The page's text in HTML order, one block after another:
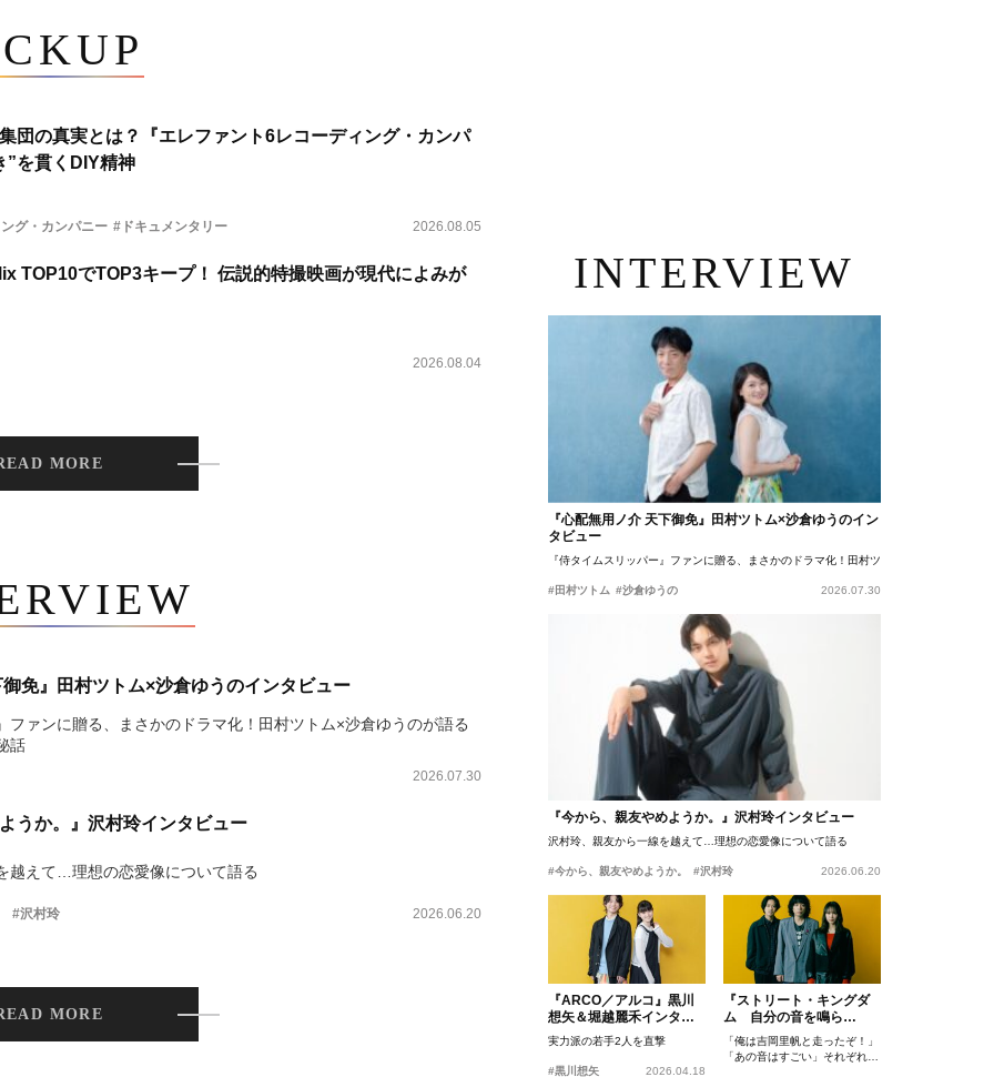
団の真実とは？『エレファント6レコーディング・カンパ
”を貫くDIY精神
グ・カンパニー #ドキュメンタリー 2026.08.05
TOP10でTOP3キープ！ 伝説的特撮映画が現代によみが
2026.08.04
MORE
免』田村ツトム×沙倉ゆうのインタビュー
ファンに贈る、まさかのドラマ化！田村ツトム×沙倉ゆうのが語る
話
2026.07.30
うか。』沢村玲インタビュー
越えて…理想の恋愛像について語る
#沢村玲 2026.06.20
MORE
INTERVIEW
『心配無用ノ介 天下御免』田村ツトム×沙倉ゆうのイン
タビュー
『侍タイムスリッパー』ファンに贈る、まさかのドラマ化！田村ツトム×沙倉ゆうのが語
#田村ツトム #沙倉ゆうの 2026.07.30
『今から、親友やめようか。』沢村玲インタビュー
沢村玲、親友から一線を越えて…理想の恋愛像について語る
#今から、親友やめようか。 #沢村玲 2026.06.20
『ARCO／アルコ』黒川
想矢＆堀越麗禾インタビ
ュー
実力派の若手2人を直撃
#黒川想矢 2026.04.18
『ストリート・キングダ
ム 自分の音を鳴ら
せ。』峯田和伸、若葉竜
也、吉岡里帆インタビュ
ー
「俺は吉岡里帆と走ったぞ！」
「あの音はすごい」それぞれの